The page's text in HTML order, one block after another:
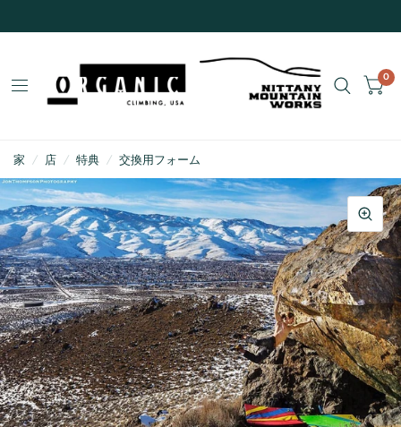
0
家 / 店 / 特典 / 交換用フォーム